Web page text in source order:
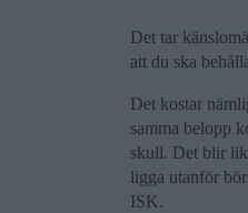
Det tar
att du ska
Det kostar
samma belopp
skull. Det blir
ligga utanför
ISK.